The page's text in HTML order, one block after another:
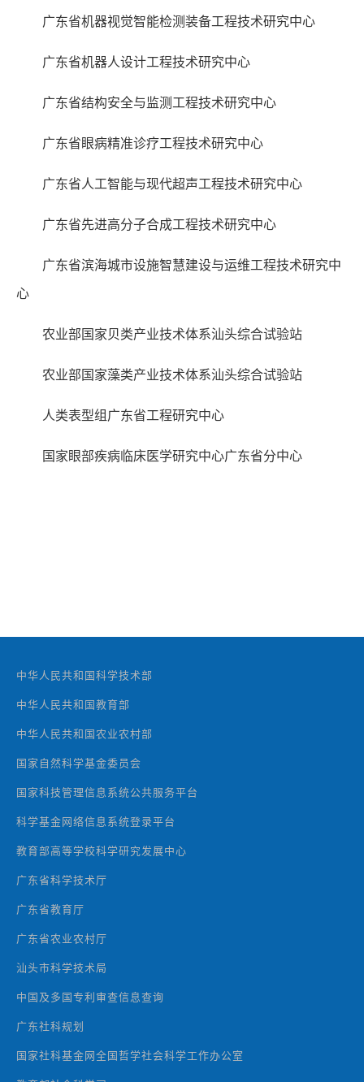
广东省机器视觉智能检测装备工程技术研究中心
广东省机器人设计工程技术研究中心
广东省结构安全与监测工程技术研究中心
广东省眼病精准诊疗工程技术研究中心
广东省人工智能与现代超声工程技术研究中心
广东省先进高分子合成工程技术研究中心
广东省滨海城市设施智慧建设与运维工程技术研究中
心
农业部国家贝类产业技术体系汕头综合试验站
农业部国家藻类产业技术体系汕头综合试验站
人类表型组广东省工程研究中心
国家眼部疾病临床医学研究中心广东省分中心
中华人民共和国科学技术部
中华人民共和国教育部
中华人民共和国农业农村部
国家自然科学基金委员会
国家科技管理信息系统公共服务平台
科学基金网络信息系统登录平台
教育部高等学校科学研究发展中心
广东省科学技术厅
广东省教育厅
广东省农业农村厅
汕头市科学技术局
中国及多国专利审查信息查询
广东社科规划
国家社科基金网全国哲学社会科学工作办公室